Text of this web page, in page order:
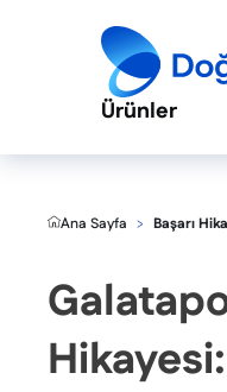
Ürünler
Ana Sayfa Başarı